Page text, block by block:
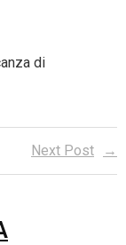
di
Next Post